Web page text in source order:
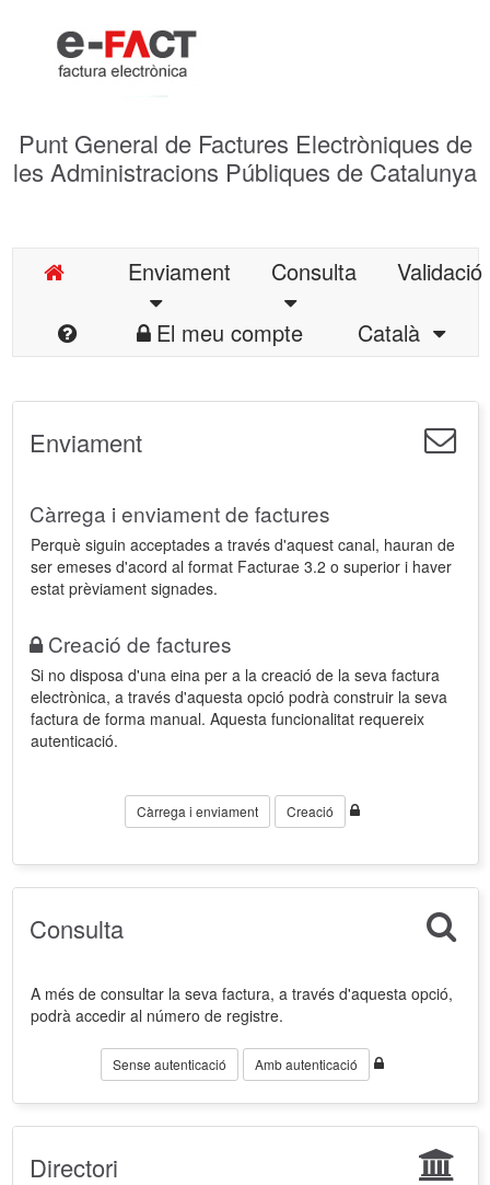
Punt General de Factures Electròniques de
les Administracions Públiques de Catalunya
Enviament Consulta
Validació
El meu compte
Català
Enviament
Càrrega i enviament de factures
Perquè siguin acceptades a través d'aquest canal, hauran de
ser emeses d'acord al format Facturae 3.2 o superior i haver
estat prèviament signades.
Creació de factures
Si no disposa d'una eina per a la creació de la seva factura
electrònica, a través d'aquesta opció podrà construir la seva
factura de forma manual. Aquesta funcionalitat requereix
autenticació.
Càrrega i enviament Creació
Consulta
A més de consultar la seva factura, a través d'aquesta opció,
podrà accedir al número de registre.
Sense autenticació Amb autenticació
Directori